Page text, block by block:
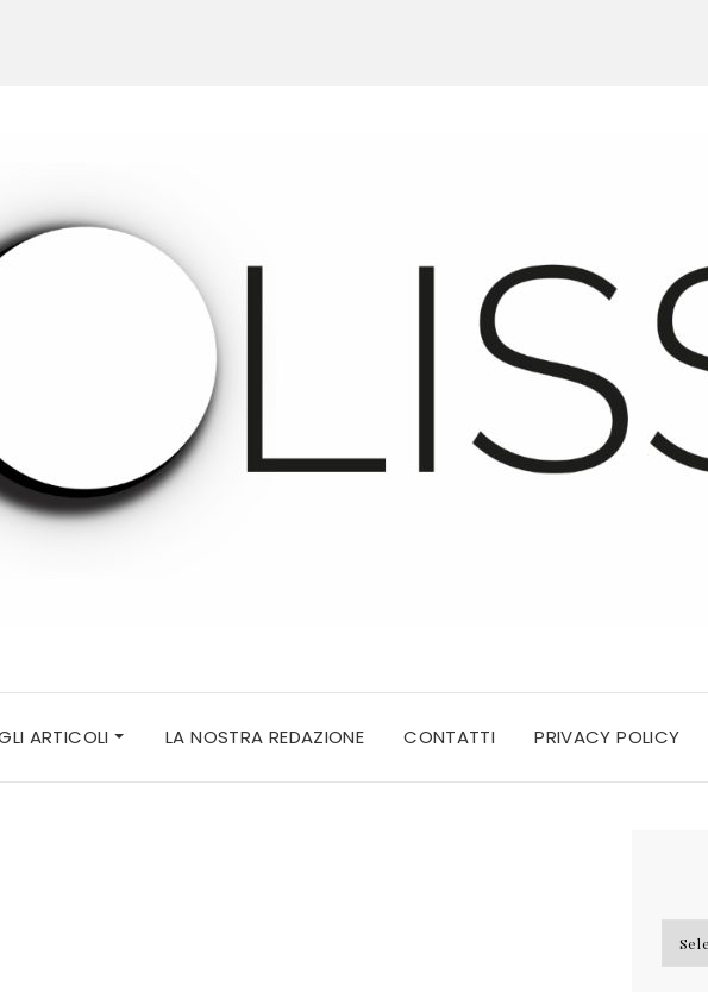
ARTICOLI LA NOSTRA REDAZIONE CONTATTI PRIVACY POLICY
Archivi